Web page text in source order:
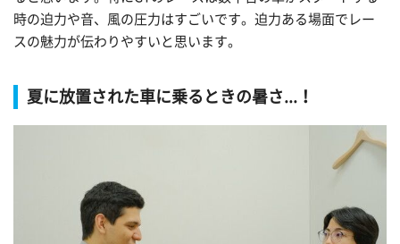
時の迫力や音、風の圧力はすごいです。迫力ある場面でレー
スの魅力が伝わりやすいと思います。
夏に放置された車に乗るときの暑さ...！